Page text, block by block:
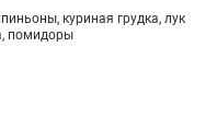
куриная грудка, лук
помидоры